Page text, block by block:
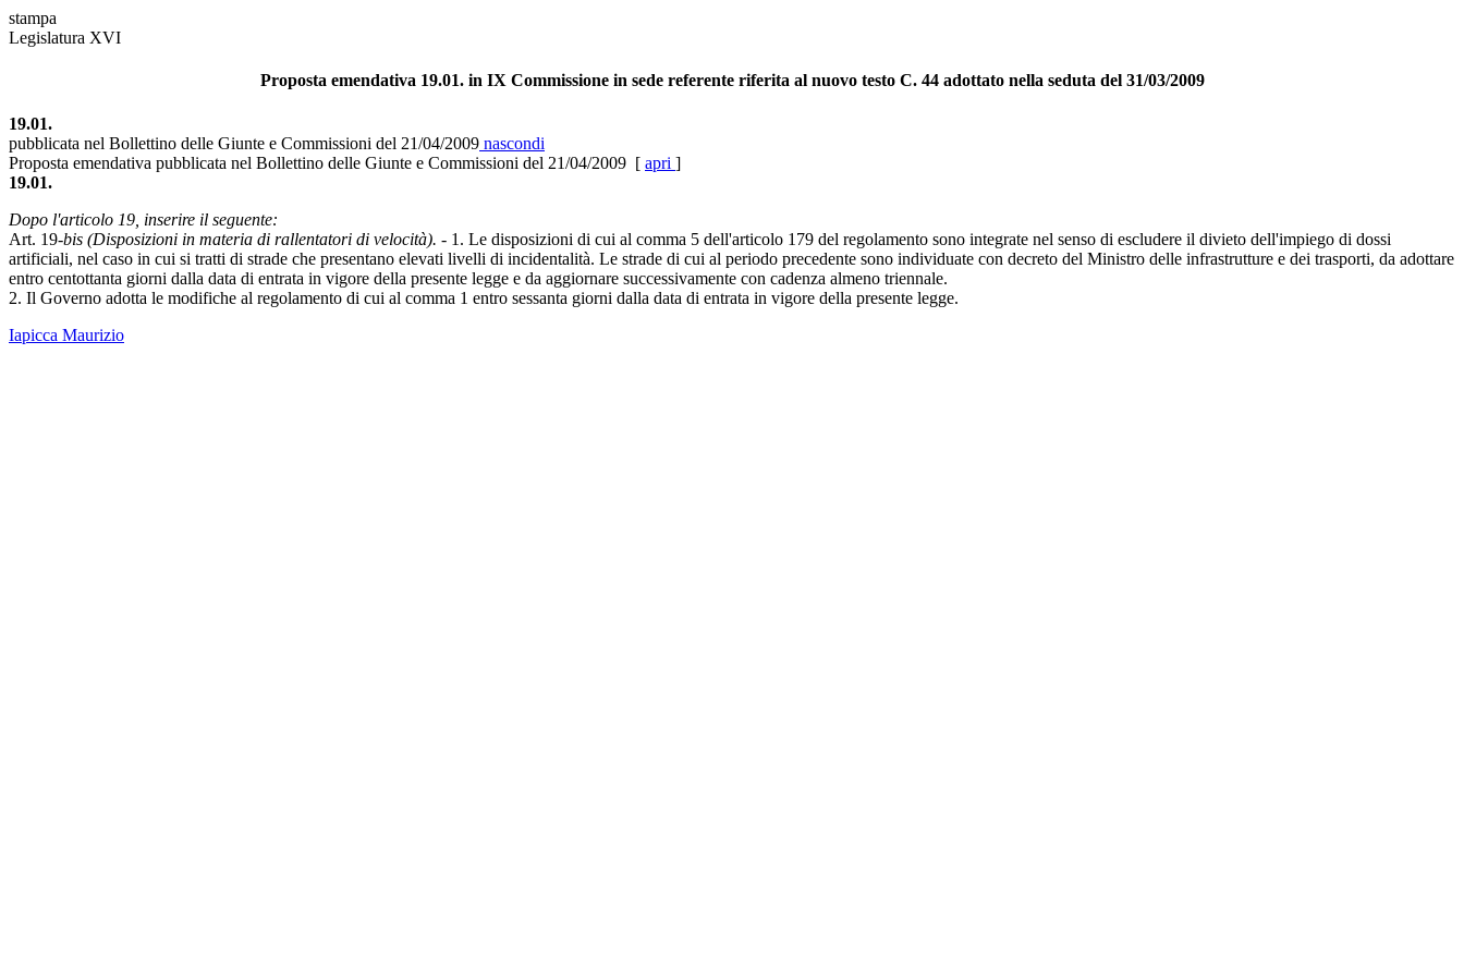
stampa
Legislatura XVI
Proposta emendativa 19.01. in IX Commissione in sede referente riferita al nuovo testo C. 44 adottato nella seduta del 31/03/2009
19.01.
pubblicata nel Bollettino delle Giunte e Commissioni del 21/04/2009 nascondi
Proposta emendativa pubblicata nel Bollettino delle Giunte e Commissioni del 21/04/2009 [ apri ]
19.01.
Dopo l'articolo 19, inserire il seguente:
Art. 19-bis (Disposizioni in materia di rallentatori di velocità). - 1. Le disposizioni di cui al comma 5 dell'articolo 179 del regolamento sono integrate nel senso di escludere il divieto dell'impiego di dossi
artificiali, nel caso in cui si tratti di strade che presentano elevati livelli di incidentalità. Le strade di cui al periodo precedente sono individuate con decreto del Ministro delle infrastrutture e dei trasporti, da adottare
entro centottanta giorni dalla data di entrata in vigore della presente legge e da aggiornare successivamente con cadenza almeno triennale.
2. Il Governo adotta le modifiche al regolamento di cui al comma 1 entro sessanta giorni dalla data di entrata in vigore della presente legge.
Iapicca Maurizio